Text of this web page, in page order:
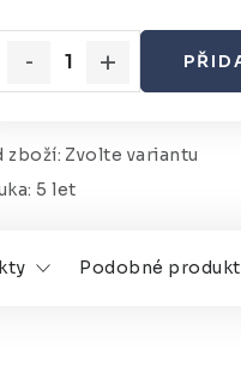
zboží: Zvolte variantu
: 5 let
Podobné